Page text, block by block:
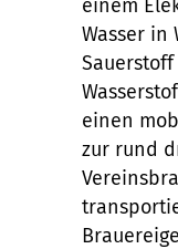
einem
Wasser in
einen
zur rund